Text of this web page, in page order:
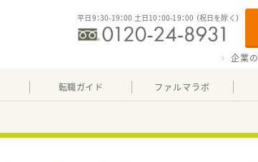
平日9：30-19：00 土日10：00-19：00 （祝日を除く）
企業
転職ガイド ファルマラボ